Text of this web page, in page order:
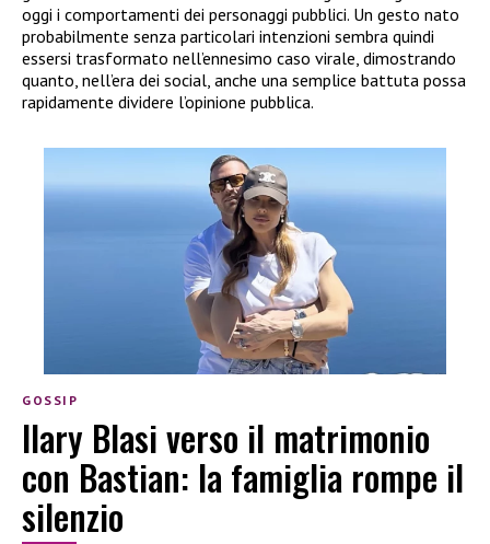
oggi i comportamenti dei personaggi pubblici. Un gesto nato
probabilmente senza particolari intenzioni sembra quindi
essersi trasformato nell’ennesimo caso virale, dimostrando
quanto, nell’era dei social, anche una semplice battuta possa
rapidamente dividere l’opinione pubblica.
GOSSIP
Ilary Blasi verso il matrimonio
con Bastian: la famiglia rompe il
silenzio